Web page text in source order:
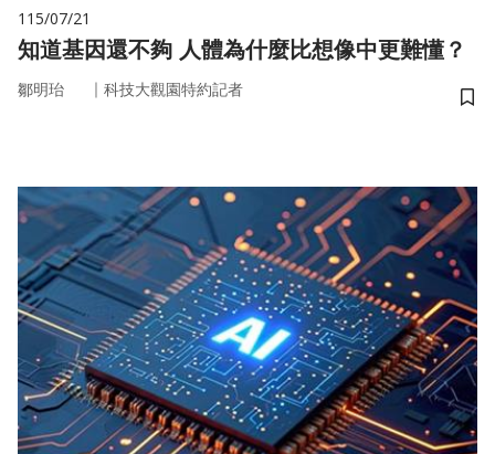
115/07/21
知道基因還不夠 人體為什麼比想像中更難懂？
鄒明珆 ｜ 科技大觀園特約記者
儲